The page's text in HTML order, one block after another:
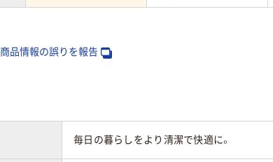
商品情報の誤りを報告
毎日の暮らしをより清潔で快適に。